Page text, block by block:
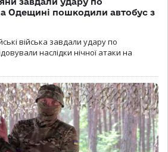
Одещині пошкодили автобус з
війська завдали удару по
наслідки нічної атаки на